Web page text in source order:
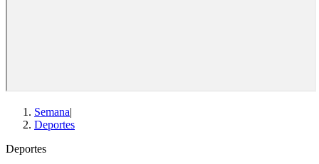
Semana|
Deportes
Deportes